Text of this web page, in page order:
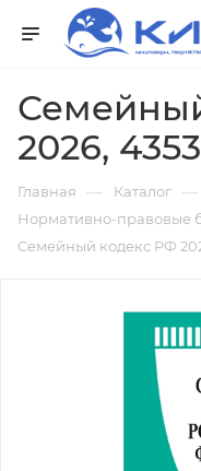
2026,
Главная — Каталог —
Нормативно-
Семейный кодекс РФ